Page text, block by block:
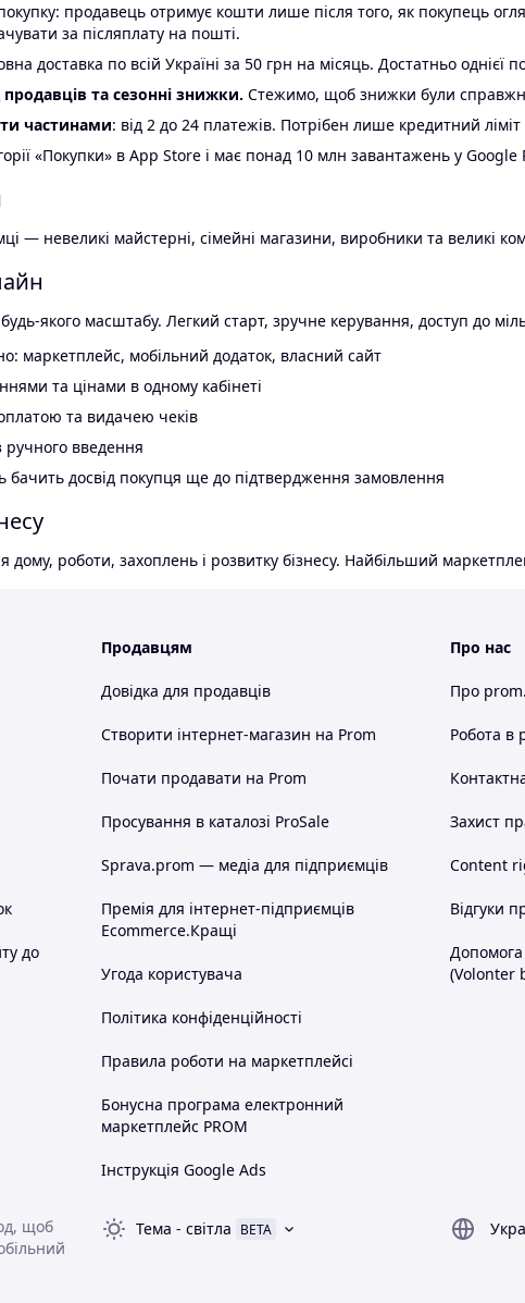
продавець отримує кошти лише після того, як покупець
за післяплату на пошті.
доставка по всій Україні за 50 грн на місяць. Достатньо однієї
продавців та сезонні знижки. Стежимо, щоб знижки були
частинами: від 2 до 24 платежів. Потрібен лише кредитний ліміт
«Покупки» в App Store і має понад 10 млн завантажень у Google
— невеликі майстерні, сімейні магазини, виробники та великі
якого масштабу. Легкий старт, зручне керування, доступ до
маркетплейс, мобільний додаток, власний сайт
та цінами в одному кабінеті
оплатою та видачею чеків
введення
бачить досвід покупця ще до підтвердження замовлення
дому, роботи, захоплень і розвитку бізнесу. Найбільший
до
Продавцям
Довідка для продавців
Створити інтернет-магазин на Prom
Почати продавати на Prom
Просування в каталозі ProSale
Sprava.prom — медіа для підприємців
Премія для інтернет-підприємців
Ecommerce.Кращі
Угода користувача
Політика конфіденційності
Правила роботи на маркетплейсі
Бонусна програма електронний
маркетплейс PROM
Інструкція Google Ads
Про нас
Про
Робота в
Захист
Content
Відгуки
(Volonter
щоб
Тема - світла BETA